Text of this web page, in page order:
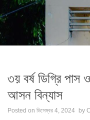
৩য় বর্ষ ডিগ্রি পাস
আসন বিন্যাস
Posted on ডিসেম্বর 4, 2024 by